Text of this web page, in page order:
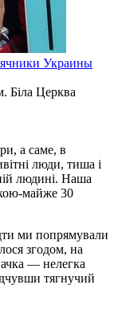
Украины
Біла Церква
а саме, в
люди, тиша і
людині. Наша
майже 30
ми попрямували
згодом, на
— нелегка
тягнучий